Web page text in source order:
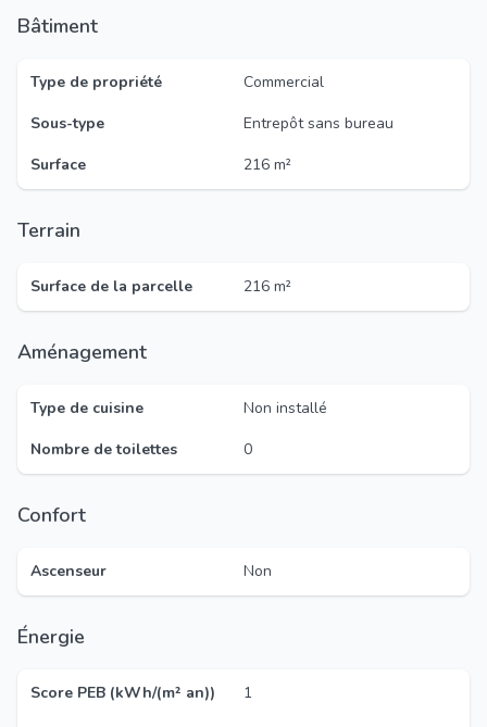
Bâtiment
Type de propriété
Commercial
Sous-type
Entrepôt sans bureau
Surface
216 m²
Terrain
Surface de la parcelle 216 m²
Aménagement
Type de cuisine
Non installé
Nombre de toilettes
0
Confort
Ascenseur Non
Énergie
Score PEB (kWh/(m² an))
1